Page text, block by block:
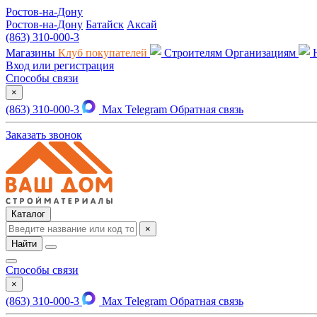
Ростов-на-Дону
Ростов-на-Дону Батайск Аксай
(863) 310-000-3
Магазины Клуб покупателей Строителям Организациям
Вход или регистрация
Способы связи
×
(863) 310-000-3 Max Telegram Обратная связь
Заказать звонок
Каталог
×
Найти
Способы связи
×
(863) 310-000-3 Max Telegram Обратная связь